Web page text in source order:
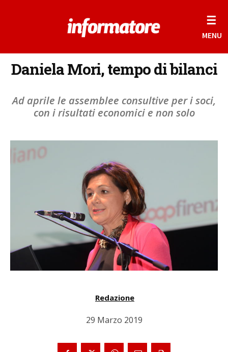
☰
MENU
Daniela Mori, tempo di bilanci
Ad aprile le assemblee consultive per i soci,
con i risultati economici e non solo
Redazione
29 Marzo 2019